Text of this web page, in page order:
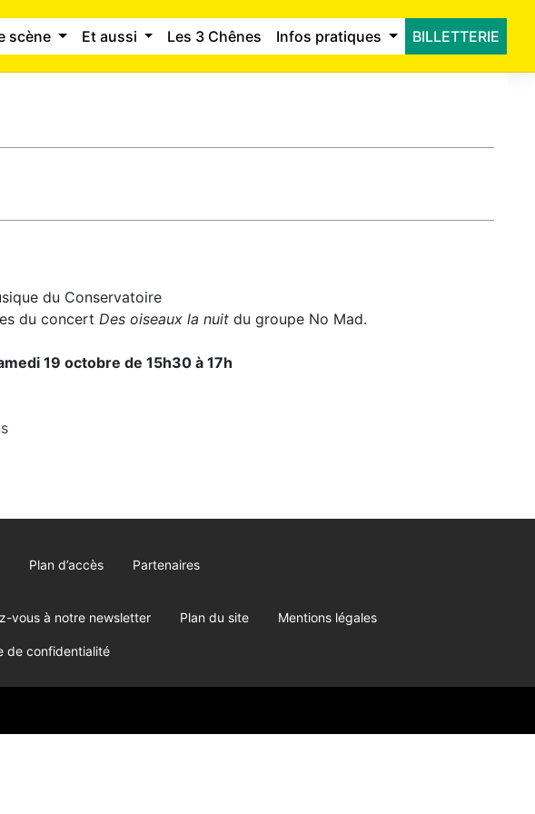
scène Et aussi Les 3 Chênes Infos pratiques BILLETTERIE
du Conservatoire
du concert Des oiseaux la nuit du groupe No Mad.
19 octobre de 15h30 à 17h
Plan d’accès Partenaires
vous à notre newsletter Plan du site Mentions légales
de confidentialité